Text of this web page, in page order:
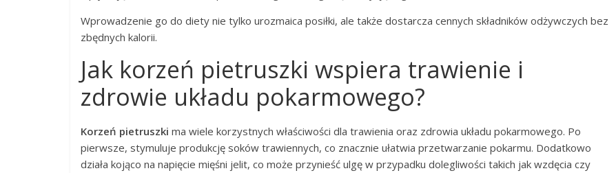
Wprowadzenie go do diety nie tylko urozmaica posiłki, ale także dostarcza cennych składników odżywczych bez
zbędnych kalorii.
Jak korzeń pietruszki wspiera trawienie i
zdrowie układu pokarmowego?
Korzeń pietruszki ma wiele korzystnych właściwości dla trawienia oraz zdrowia układu pokarmowego. Po
pierwsze, stymuluje produkcję soków trawiennych, co znacznie ułatwia przetwarzanie pokarmu. Dodatkowo
działa kojąco na napięcie mięśni jelit, co może przynieść ulgę w przypadku dolegliwości takich jak wzdęcia czy